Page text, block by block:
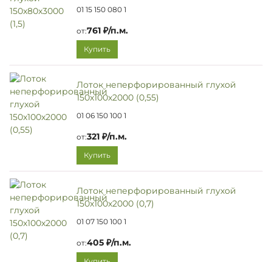
01 15 150 080 1
от:761 ₽/п.м.
Купить
Лоток неперфорированный глухой
150х100х2000 (0,55)
01 06 150 100 1
от:321 ₽/п.м.
Купить
Лоток неперфорированный глухой
150х100х2000 (0,7)
01 07 150 100 1
от:405 ₽/п.м.